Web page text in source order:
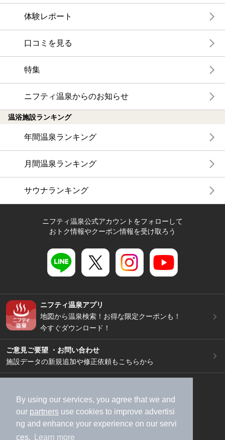
By using our services, you agree that we and
our partners use cookies to improve advertisi
ng and enhance your experience on our servi
ces.
Learn more
体験レポート
口コミを見る
特集
ニフティ温泉からのお知らせ
温浴施設ランキング
年間温泉ランキング
月間温泉ランキング
サウナランキング
ニフティ温泉公式アカウントをフォローして
おトク情報やクーポン情報を受け取ろう
ニフティ温泉アプリ
地図から温泉検索！お得な限定クーポンも！
今すぐダウンロード！
ご意見ご要望 ・お問い合わせ
施設データの新規追加や修正依頼もこちらから
加盟店募集（資料請求）
広告出稿のご案内
利用規約
ライフスタイルMEMBERS+規約
特定商取引法に基づく表記
ヘルプ
採用情報